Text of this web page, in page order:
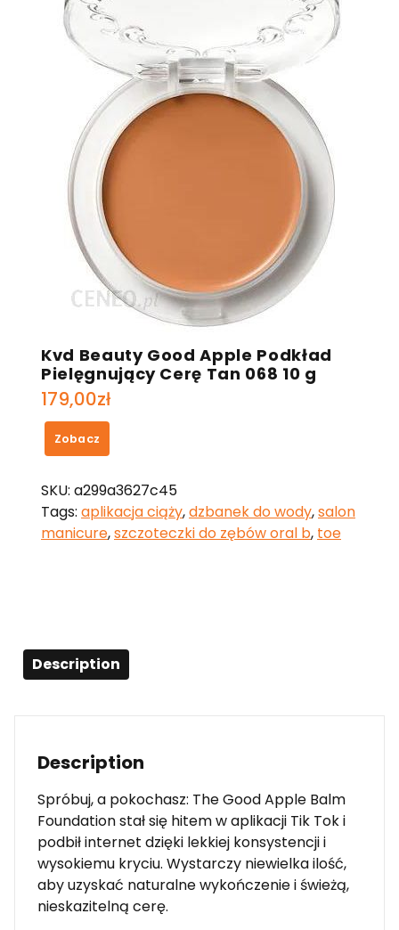
Kvd Beauty Good Apple Podkład
Pielęgnujący Cerę Tan 068 10 g
179,00zł
Zobacz
SKU: a299a3627c45
Tags: aplikacja ciąży,dzbanek do wody,salon
manicure,szczoteczki do zębów oral b, toe
Description
Description
Spróbuj, a pokochasz: The Good Apple Balm
Foundation stał się hitem w aplikacji Tik Tok i
podbił internet dzięki lekkiej konsystencji i
wysokiemu kryciu. Wystarczy niewielka ilość,
aby uzyskać naturalne wykończenie i świeżą,
nieskazitelną cerę.